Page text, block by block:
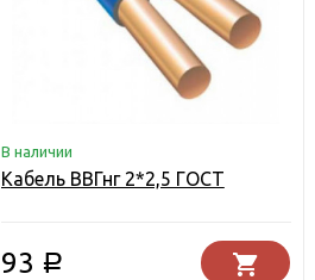
В наличии
Кабель ВВГнг 2*2,5 ГОСТ
93 Р